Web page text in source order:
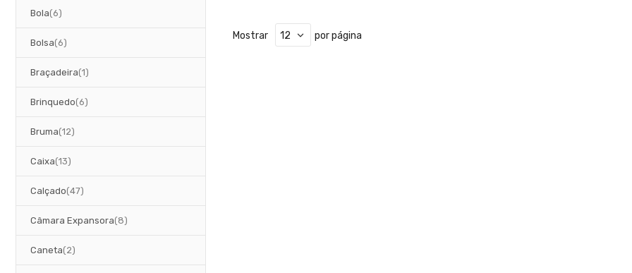
Mostrar por página
Bola 6
artigos
Bolsa 6
artigos
Braçadeira 1
artigo
Brinquedo 6
artigos
Bruma 12
artigos
Caixa 13
artigos
Calçado 47
artigos
Câmara Expansora 8
artigos
Caneta 2
artigos